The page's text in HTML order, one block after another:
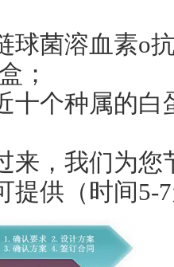
球菌溶血素o
；
十个种属的
来，我们为
提供（时间5-